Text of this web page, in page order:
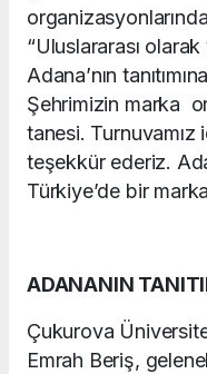
“Uluslararası
Adana’nın
Şehrimizin marka
tanesi. Turnuvamız
teşekkür ederiz.
Türkiye’de bir
ADANANIN
Çukurova
Emrah Beriş,